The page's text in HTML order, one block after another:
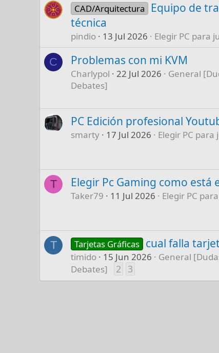
CAD/Arquitectura
Equipo de
técnica
pindio 13 Jul 2026 Elegir PC para
C Problemas con mi KVM
Charlypol 22 Jul 2026
General
Debates]
PC Edición profesional
smarty 17 Jul 2026 Elegir PC para
T Elegir Pc Gaming como está
Taker79 11 Jul 2026 Elegir PC
T Tarjetas Gráficas cual falla
timido 15 Jun 2026
General
Debates]
2 3